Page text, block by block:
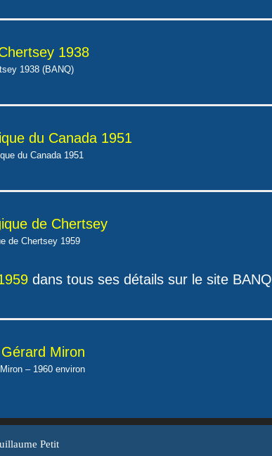
1938 (BANQ)
du Canada 1951
de Chertsey 1959
dans tous ses détails sur le site BANQ
– 1960 environ
Petit